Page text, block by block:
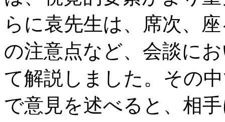
らに袁先生は、席次、
の注意点など、会談に
て解説しました。その
で意見を述べると、相